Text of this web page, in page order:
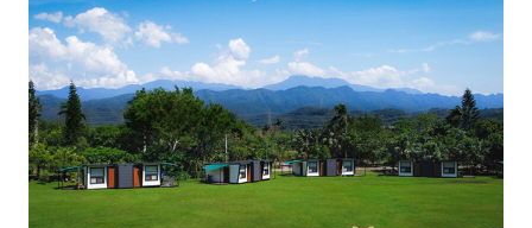
起
找
到
專
屬
的
生
態